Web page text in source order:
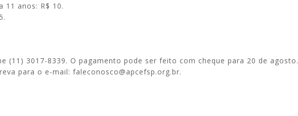
11 anos: R$ 10.
(11) 3017-8339. O pagamento pode ser feito com cheque para 20 de agosto.
para o e-mail: faleconosco@apcefsp.org.br.